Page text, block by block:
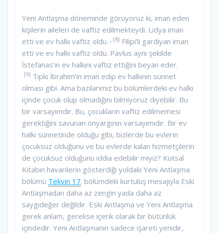
Yeni Antlaşma döneminde görüyoruz ki, iman eden
kişilerin aileleri de vaftiz edilmekteydi. Lidya iman
etti ve ev halkı vaftiz oldu.
[8] Filipi’li gardiyan iman
etti ve ev halkı vaftiz oldu. Pavlus aynı şekilde
İstefanas’ın ev halkını vaftiz ettiğini beyan eder.
[9] Tıpkı İbrahim’in iman edip ev halkının sünnet
olması gibi. Ama bazılarımız bu bölümlerdeki ev halkı
içinde çocuk olup olmadığını bilmiyoruz diyebilir. Bu
bir varsayımdır. Bu, çocukların vaftiz edilmemesi
gerektiğini savunan önyargının varsayımıdır. Bir ev
halkı sünnetinde olduğu gibi, bizlerde bu evlerin
çocuksuz olduğunu ve bu evlerde kalan hizmetçilerin
de çocuksuz olduğunu iddia edebilir miyiz? Kutsal
Kitabın havarilerin gösterdiği yoldaki Yeni Antlaşma
bölümü Tekvin 17. bölümdeki kurtuluş mesajıyla Eski
Antlaşmadan daha az zengin yada daha az
saygıdeğer değildir. Eski Antlaşma ve Yeni Antlaşma
gerek anlam, gerekse içerik olarak bir bütünlük
içindedir. Yeni Antlaşmanın sadece işareti yenidir,